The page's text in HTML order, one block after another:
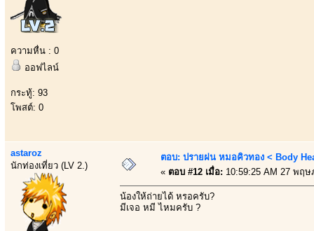
ความหื่น : 0
ออฟไลน์
กระทู้: 93
โพสต์: 0
astaroz
นักท่องเที่ยว (LV 2.)
ตอบ: ปรายฝน หมอคิวทอง < Body
« ตอบ #12 เมื่อ: 10:59:25 AM 27 พฤ
น้องให้ถ่ายได้ หรอครับ?
มีเจอ หมี ไหมครับ ?